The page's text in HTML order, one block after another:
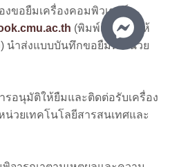
ขอยืมเครื่องคอมพิวเตอร์
(พิมพ์เอกสารให้
นำส่งแบบบันทึกขอยืมที่ หน่วย
อนุมัติให้ยืมและติดต่อรับเครื่อง
วยเทคโนโลยีสารสนเทศและ